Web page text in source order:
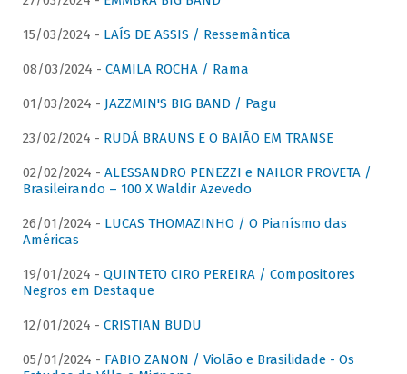
15/03/2024 - LAÍS DE ASSIS / Ressemântica
08/03/2024 - CAMILA ROCHA / Rama
01/03/2024 - JAZZMIN'S BIG BAND / Pagu
23/02/2024 - RUDÁ BRAUNS E O BAIÃO EM TRANSE
02/02/2024 - ALESSANDRO PENEZZI e NAILOR PROVETA /
Brasileirando – 100 X Waldir Azevedo
26/01/2024 - LUCAS THOMAZINHO / O Pianísmo das
Américas
19/01/2024 - QUINTETO CIRO PEREIRA / Compositores
Negros em Destaque
12/01/2024 - CRISTIAN BUDU
05/01/2024 - FABIO ZANON / Violão e Brasilidade - Os